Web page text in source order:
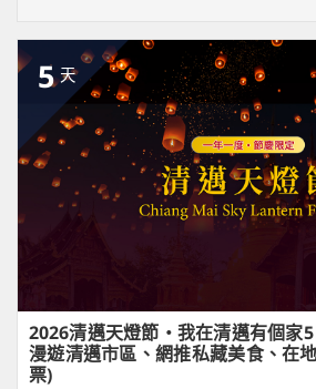
5 天
2026清邁天燈節・我在清邁有個家
漫遊清邁市區、網推私藏美食、在
票)